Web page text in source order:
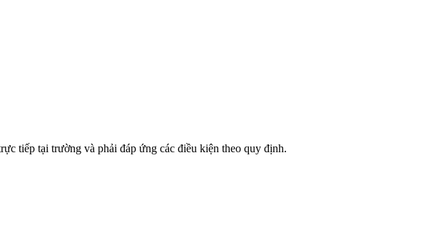
tiếp tại trường và phải đáp ứng các điều kiện theo quy định.